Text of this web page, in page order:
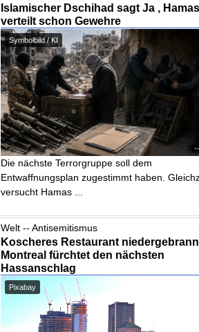
Islamischer Dschihad sagt Ja , Hamas
verteilt schon Gewehre
Symbolbild / KI
Die nächste Terrorgruppe soll dem
Entwaffnungsplan zugestimmt haben.
versucht Hamas ...
Welt -- Antisemitismus
Koscheres Restaurant
Montreal fürchtet den nächsten
Hassanschlag
Pixabay